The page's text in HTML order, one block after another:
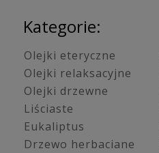
Kategorie:
Olejki eteryczne
Olejki relaksacyjne
Olejki drzewne
Liściaste
Eukaliptus
Drzewo herbaciane